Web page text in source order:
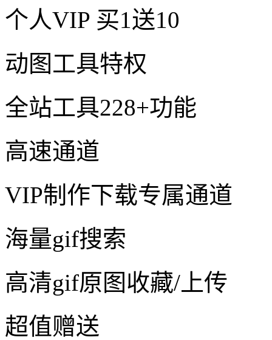
个人VIP 买1送10
动图工具特权
全站工具228+功能
高速通道
VIP制作下载专属通道
海量gif搜索
高清gif原图收藏/上传
超值赠送